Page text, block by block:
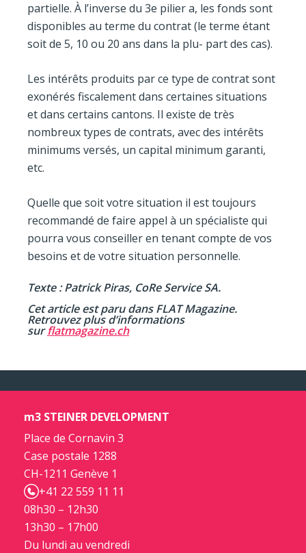
partielle. À l’inverse du 3e pilier a, les fonds sont
disponibles au terme du contrat (le terme étant
soit de 5, 10 ou 20 ans dans la plu- part des cas).
Les intérêts produits par ce type de contrat sont
exonérés fiscalement dans certaines situations
et dans certains cantons. Il existe de très
nombreux types de contrats, avec des intérêts
minimums versés, un capital minimum garanti,
etc.
Quelle que soit votre situation il est toujours
recommandé de faire appel à un spécialiste qui
pourra vous conseiller en tenant compte de vos
besoins et de votre situation personnelle.
Texte : Patrick Piras, CoRe Service SA.
Cet article est paru dans FLAT Magazine.
Retrouvez plus d’informations
surflatmagazine.ch
m3 STEINER DEVELOPMENT
Place de Cornavin 3
Case postale 1288
CH-1211 Genève 1
+41 22 559 11 11
08h30 – 12h30
13h30 – 17h00
Du lundi au vendredi